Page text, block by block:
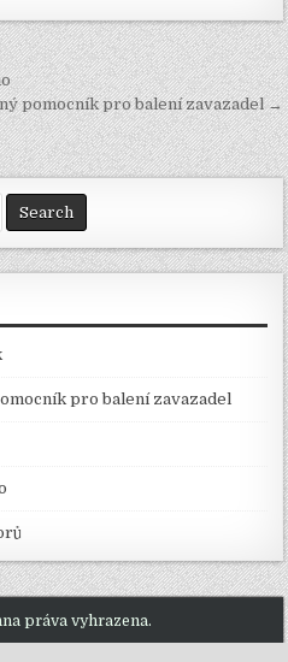
pomocník pro balení zavazadel →
pro balení zavazadel
práva vyhrazena.